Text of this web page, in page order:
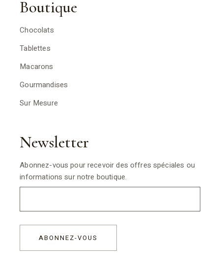
Boutique
Chocolats
Tablettes
Macarons
Gourmandises
Sur Mesure
Newsletter
Abonnez-vous pour recevoir des offres spéciales ou
informations sur notre boutique.